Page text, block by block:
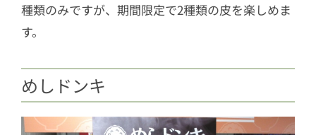
種類のみですが、期間限定で2種類の皮を楽しめま
す。
めしドンキ